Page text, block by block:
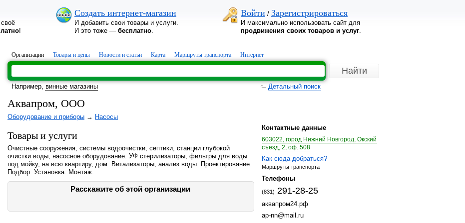
!
Создать интернет-магазин
И добавить свои товары и услуги.
И это тоже — бесплатно.
Войти / Зарегистрироваться
И максимально использовать сайт для
продвижения своих товаров и услуг.
Организации Товары и цены Новости и статьи Карта Маршруты транспорта Интернет
Например, винные магазины Детальный поиск
Аквапром, ООО
Оборудование и приборы → Насосы
Товары и услуги
Очистные сооружения, системы водоочистки, септики, станции глубокой
очистки воды, насосное оборудование. УФ стерилизаторы, фильтры для воды
под мойку, на всю квартиру, дом. Витализаторы, анализ воды. Проектирование.
Подбор. Установка. Монтаж.
Расскажите об этой организации
Контактные данные
603022, город Нижний Новгород, Окский
съезд, 2, оф. 508
Как сюда добраться?
Маршруты транспорта
Телефоны
(831) 291-28-25
аквапром24.рф
ap-nn@mail.ru